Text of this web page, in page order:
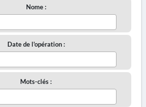
Nome :
Date de l'opération :
Mots-clés :